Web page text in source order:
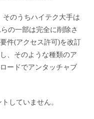
のうちハイテク大手は
の一部は完全に削除さ
件(アクセス許可)を改訂
、そのような種類のア
ードでアンタッチャブ
していません。